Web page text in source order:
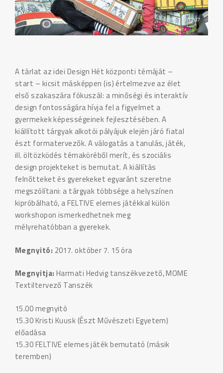
A tárlat az idei Design Hét központi témáját –
start – kicsit másképpen (is) értelmezve az élet
első szakaszára fókuszál: a minőségi és interaktív
design fontosságára hívja fel a figyelmet a
gyermekek képességeinek fejlesztésében. A
kiállított tárgyak alkotói pályájuk elején járó fiatal
észt formatervezők. A válogatás a tanulás, játék,
ill. öltözködés témaköréből merít, és szociális
design projekteket is bemutat. A kiállítás
felnőtteket és gyerekeket egyaránt szeretne
megszólítani: a tárgyak többsége a helyszínen
kipróbálható, a FELTIVE elemes játékkal külön
workshopon ismerkedhetnek meg
mélyrehatóbban a gyerekek.
Megnyitó: 2017. október 7. 15 óra
Megnyitja: Harmati Hedvig tanszékvezető, MOME
Textiltervező Tanszék
15.00 megnyitó
15.30 Kristi Kuusk (Észt Művészeti Egyetem)
előadása
15.30 FELTIVE elemes játék bemutató (másik
teremben)